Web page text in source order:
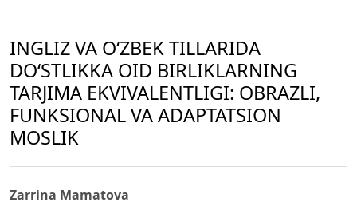
INGLIZ VA O‘ZBEK TILLARIDA
DO‘STLIKKA OID BIRLIKLARNING
TARJIMA EKVIVALENTLIGI: OBRAZLI,
FUNKSIONAL VA ADAPTATSION
MOSLIK
Zarrina Mamatova